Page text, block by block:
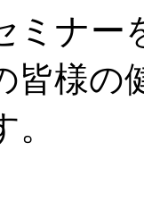
ミナー
皆様の